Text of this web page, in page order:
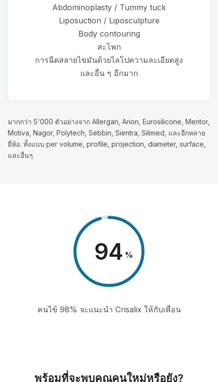
Abdominoplasty / Tummy tuck
Liposuction / Liposculpture
Body contouring
สะโพก
การฉีดสลายไขมันด้วยไลโปความละเอียดสูง
และอื่น ๆ อีกมาก
มากกว่า 5'000 ตัวอย่างจาก Allergan, Arion, Eurosilicone, Mentor,
Motiva, Nagor, Polytech, Sebbin, Sientra, Silimed, และอีกหลาย
ยี่ห้อ. ทั้งแบบ per volume, profile, projection, diameter, surface,
และอื่นๆ
98 %
คนไข้ 98% จะแนะนำ Crisalix ให้กับเพื่อน
พร้อมที่จะพบคุณคนใหม่หรือยัง?